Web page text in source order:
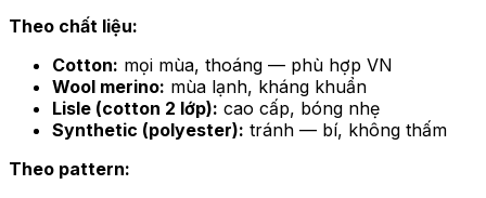
Theo chất liệu:
Cotton: mọi mùa, thoáng — phù hợp VN
Wool merino: mùa lạnh, kháng khuẩn
Lisle (cotton 2 lớp): cao cấp, bóng nhẹ
Synthetic (polyester): tránh — bí, không thấm
Theo pattern: